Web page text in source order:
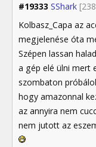
#19333 SShark
Kolbasz_Capa az
megjelenése óta
Szépen lassan
a gép elé ülni mert
szombaton
hogy amazonnal
az annyira nem
nem jutott az